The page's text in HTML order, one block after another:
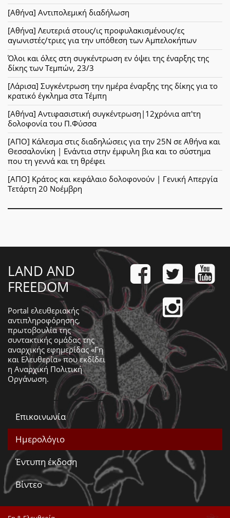
[Αθήνα] Αντιπολεμική διαδήλωση
[Αθήνα] Λευτεριά στους/ις προφυλακισμένους/ες
αγωνιστές/τριες για την υπόθεση των Αμπελοκήπων
Όλοι και όλες στη συγκέντρωση εν όψει της έναρξης της
δίκης των Τεμπών, 23/3
[Λάρισα] Συγκέντρωση την ημέρα έναρξης της δίκης για το
κρατικό έγκλημα στα Τέμπη
[Αθήνα] Αντιφασιστική συγκέντρωση|12χρόνια απ'τη
δολοφονία του Π.Φύσσα
[ΑΠΟ] Κάλεσμα στις διαδηλώσεις για την 25Ν σε Αθήνα και
Θεσσαλονίκη | Ενάντια στην έμφυλη βια και το σύστημα
που τη γεννά και τη θρέφει
[ΑΠΟ] Κράτος και κεφάλαιο δολοφονούν | Γενική Απεργία
Τετάρτη 20 Νοέμβρη
LAND AND
FREEDOM
Portal ελευθεριακής
αντιπληροφόρησης,
πρωτοβουλία της
συντακτικής ομάδας της
αναρχικής εφημερίδας «Γη
και Ελευθερία» που εκδίδει
η Αναρχική Πολιτική
Οργάνωση.
Επικοινωνία
Ημερολόγιο
Έντυπη έκδοση
Βίντεο